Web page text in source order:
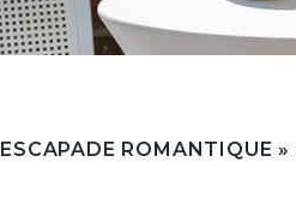
ESCAPADE ROMANTIQUE »